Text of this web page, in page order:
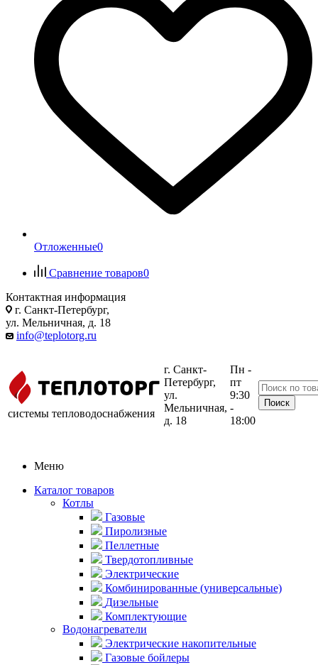
Отложенные0
Сравнение товаров0
Контактная информация
г. Санкт-Петербург,
ул. Мельничная, д. 18
info@teplotorg.ru
системы тепловодоснабжения
г. Санкт-
Петербург,
ул.
Мельничная,
д. 18
Пн -
пт
9:30
-
18:00
Меню
Каталог товаров
Котлы
Газовые
Пиролизные
Пеллетные
Твердотопливные
Электрические
Комбинированные (универсальные)
Дизельные
Комплектующие
Водонагреватели
Электрические накопительные
Газовые бойлеры